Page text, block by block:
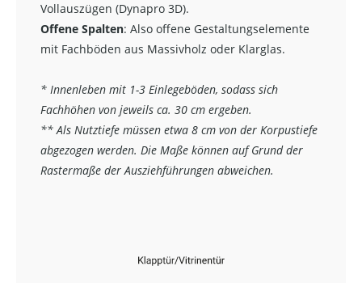
Vollauszügen (Dynapro 3D).
Offene Spalten: Also offene Gestaltungselemente
mit Fachböden aus Massivholz oder Klarglas.
* Innenleben mit 1-3 Einlegeböden, sodass sich
Fachhöhen von jeweils ca. 30 cm ergeben.
** Als Nutztiefe müssen etwa 8 cm von der Korpustiefe
abgezogen werden. Die Maße können auf Grund der
Rastermaße der Ausziehführungen abweichen.